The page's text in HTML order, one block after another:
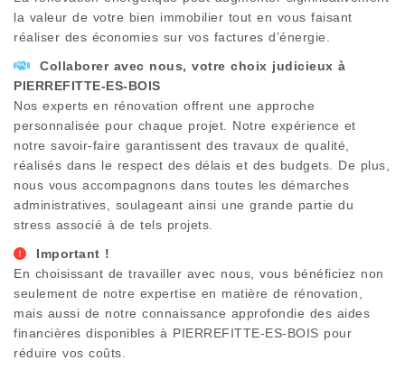
la valeur de votre bien immobilier tout en vous faisant
réaliser des économies sur vos factures d’énergie.
Collaborer avec nous, votre choix judicieux à
PIERREFITTE-ES-BOIS
Nos experts en rénovation offrent une approche
personnalisée pour chaque projet. Notre expérience et
notre savoir-faire garantissent des travaux de qualité,
réalisés dans le respect des délais et des budgets. De plus,
nous vous accompagnons dans toutes les démarches
administratives, soulageant ainsi une grande partie du
stress associé à de tels projets.
Important !
En choisissant de travailler avec nous, vous bénéficiez non
seulement de notre expertise en matière de rénovation,
mais aussi de notre connaissance approfondie des aides
financières disponibles à PIERREFITTE-ES-BOIS pour
réduire vos coûts.